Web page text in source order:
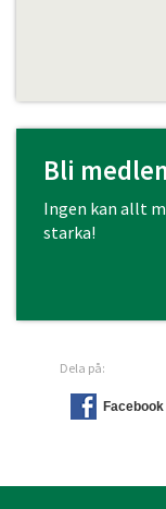
Bli
Ingen kan allt
starka!
Dela på:
Facebook